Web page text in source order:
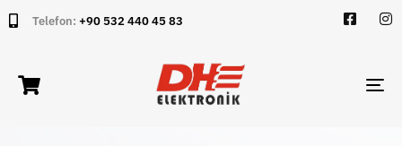
Telefon: +90 532 440 45 83